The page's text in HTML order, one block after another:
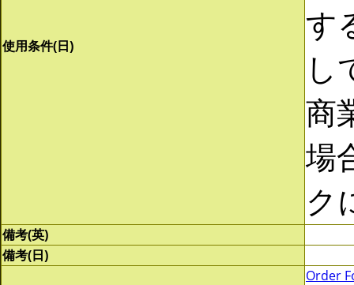
使用条件(日)
す
し
商
場
ク
備考(英)
備考(日)
Order